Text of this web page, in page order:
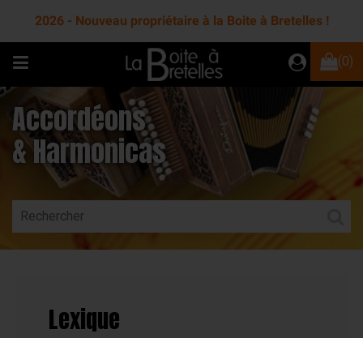
2026 - Nouveau propriétaire à la Boite à Bretelles !
(0)
Accordéons
& Harmonicas
Lexique